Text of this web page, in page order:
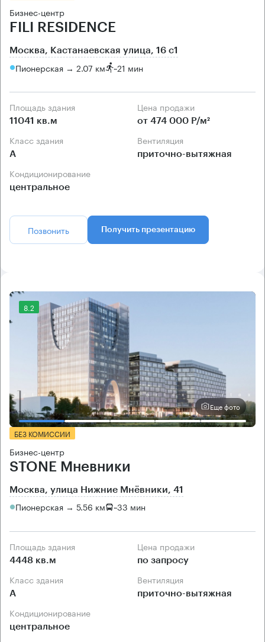
Бизнес-центр
FILI RESIDENCE
Москва, Кастанаевская улица, 16 с1
Пионерская → 2.07 км ~21 мин
Площадь здания
11041 кв.м
Цена продажи
от 474 000 Р/м²
Класс здания
А
Вентиляция
приточно-вытяжная
Кондиционирование
центральное
Позвонить Получить презентацию
8.2
Еще фото
БЕЗ КОМИССИИ
Бизнес-центр
STONE Мневники
Москва, улица Нижние Мнёвники, 41
Пионерская → 5.56 км ~33 мин
Площадь здания
4448 кв.м
Цена продажи
по запросу
Класс здания
А
Вентиляция
приточно-вытяжная
Кондиционирование
центральное